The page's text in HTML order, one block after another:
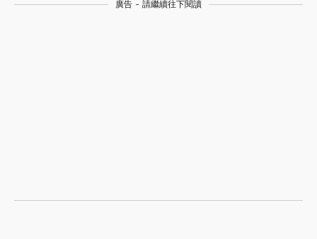
廣告 - 請繼續往下閱讀